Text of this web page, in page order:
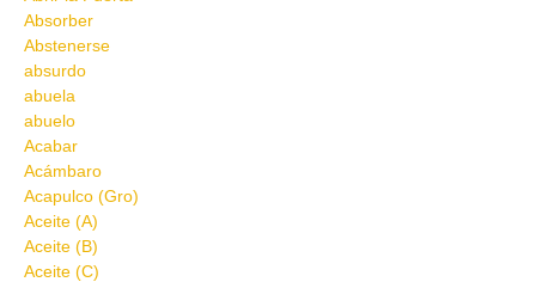
Absorber
Abstenerse
absurdo
abuela
abuelo
Acabar
Acámbaro
Acapulco (Gro)
Aceite (A)
Aceite (B)
Aceite (C)